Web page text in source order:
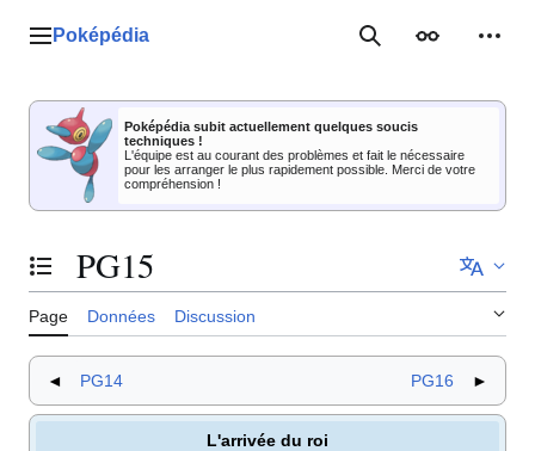
Menu principal
Poképédia RechercherApparence
Poképédia subit actuellement quelques soucis
techniques !
L'équipe est au courant des problèmes et fait le nécessaire
pour les arranger le plus rapidement possible. Merci de votre
compréhension !
Basculer la table des matières
PG15
Page Données Discussion
◄ PG14 PG16 ►
L'arrivée du roi